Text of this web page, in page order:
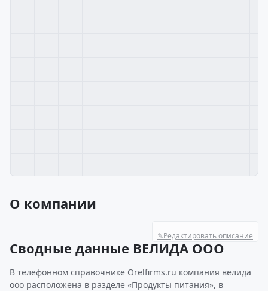
О компании
✎Редактировать описание
Сводные данные ВЕЛИДА ООО
В телефонном справочнике Orelfirms.ru компания велида
ооо расположена в разделе «Продукты питания», в